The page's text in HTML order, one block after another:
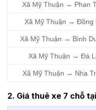
Xã Mỹ Thuận → Phan
Xã Mỹ Thuận → Đồng
Xã Mỹ Thuận → Bình
Xã Mỹ Thuận → Đà
Xã Mỹ Thuận → Nha
2. Giá thuê xe 7 chỗ